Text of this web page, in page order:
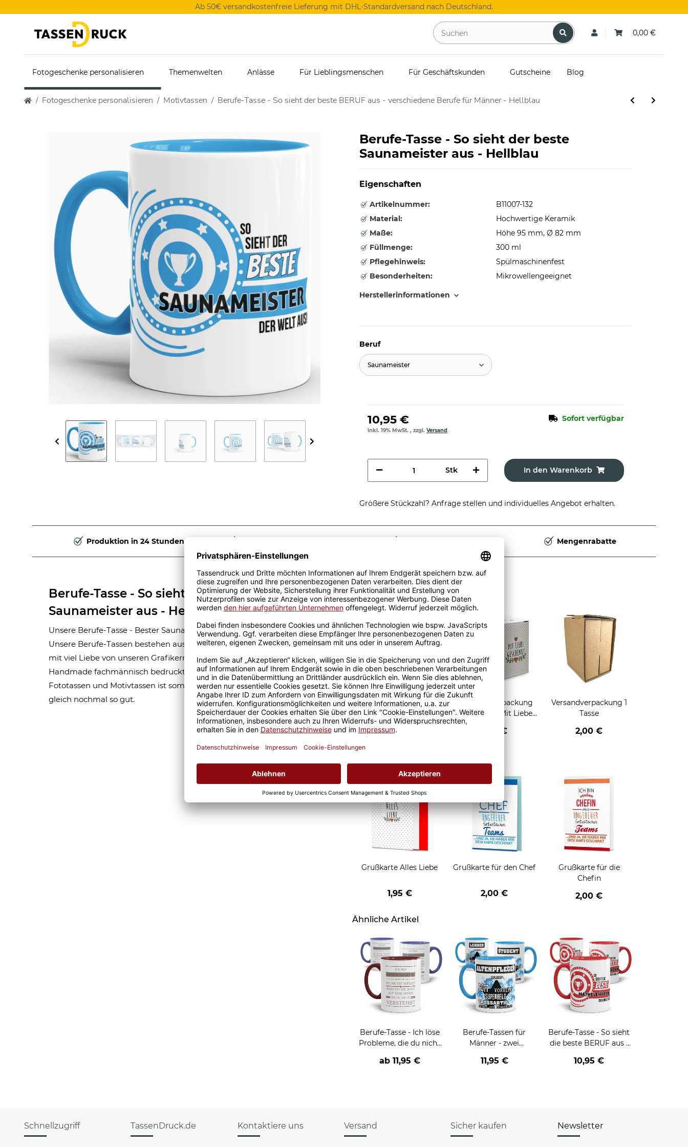
Ab 50€ versandkostenfreie Lieferung mit DHL-Standardversand nach Deutschland.
0,00 €
Fotogeschenke personalisieren Themenwelten Anlässe Für Lieblingsmenschen Für Geschäftskunden Gutscheine Blog
Fotogeschenke personalisieren Motivtassen Berufe-Tasse - So sieht der beste BERUF aus - verschiedene Berufe für Männer - Hellblau
Berufe-Tasse - So sieht der beste
Saunameister aus - Hellblau
Eigenschaften
Artikelnummer:
B11007-132
Material:
Hochwertige Keramik
Maße:
Höhe 95 mm, Ø 82 mm
Füllmenge:
300 ml
Pflegehinweis:
Spülmaschinenfest
Besonderheiten:
Mikrowellengeeignet
Herstellerinformationen
Beruf
Saunameister
10,95 € Sofort verfügbar
inkl. 19% MwSt. , zzgl. Versand
Stk In den Warenkorb
Größere Stückzahl? Anfrage stellen und individuelles Angebot erhalten.
Produktion in 24 Stunden Mengenrabatte
Berufe-Tasse - So sieht der beste
Saunameister aus - Hellblau
Unsere Berufe-Tasse - Bester Saunameister - ist eine tolle Geschenkidee.
Unsere Berufe-Tassen bestehen aus hochwertiger Keramik und wurden
mit viel Liebe von unseren Grafikern designt. Mit viel Erfahrung werden sie
Handmade fachmännisch bedruckt. Eine lange Freude an unseren
Fototassen und Motivtassen ist somit garantiert und der Kaffee schmeckt
gleich nochmal so gut.
Passende Verpackungen
Geschenkverpackung 1
Tasse mit Fenster
2,50 €
Geschenkverpackung
für Tassen - Mit Liebe
2,95 €
Versandverpackung 1
Tasse
2,00 €
Grußkarten zum Verschenken
Grußkarte Alles Liebe
1,95 €
Grußkarte für den Chef
2,00 €
Grußkarte für die
Chefin
2,00 €
Ähnliche Artikel
Berufe-Tasse - Ich löse
Probleme, die du nicht
verschiedene Berufe
ab 11,95 €
Berufe-Tassen für
Männer - zwei
11,95 €
Berufe-Tasse - So sieht
die beste BERUF aus -
Frauen
10,95 €
Schnellzugriff TassenDruck.de Kontaktiere uns Versand Sicher kaufen Newsletter